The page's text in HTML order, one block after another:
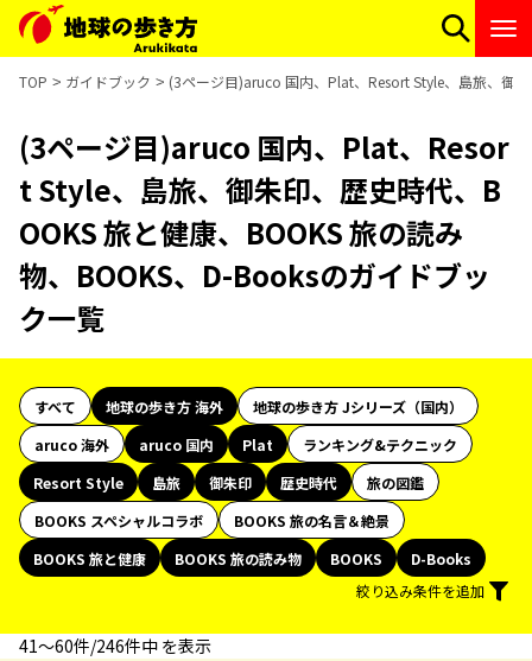
TOP ガイドブック (3ページ目)aruco 国内、Plat、Resort Style、島旅、御
(3ページ目)aruco 国内、Plat、Resor
t Style、島旅、御朱印、歴史時代、B
OOKS 旅と健康、BOOKS 旅の読み
物、BOOKS、D-Booksのガイドブッ
ク一覧
すべて 地球の歩き方 海外
地球の歩き方 Jシリーズ（国内）
aruco 海外
aruco 国内 Plat
ランキング&テクニック
Resort Style
島旅 御朱印 歴史時代
旅の図鑑
BOOKS スペシャルコラボ
BOOKS 旅の名言＆絶景
BOOKS 旅と健康
BOOKS 旅の読み物 BOOKS
D-Books
絞り込み条件を追加
41〜60件/246件中 を表示